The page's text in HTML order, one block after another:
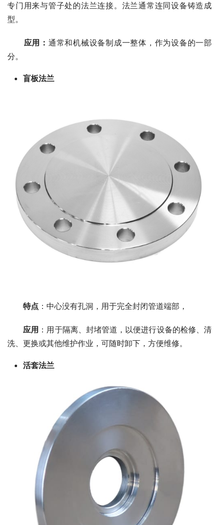
专门用来与管子处的法兰连接。法兰通常连同设备铸造成
型。
应用： 通常和机械设备制成一整体，作为设备的一部
分。
盲板法兰
特点 ：中心没有孔洞，用于完全封闭管道端部，
应用 ：用于隔离、封堵管道，以便进行设备的检修、清
洗、更换或其他维护作业，可随时卸下，方便维修。
活套法兰